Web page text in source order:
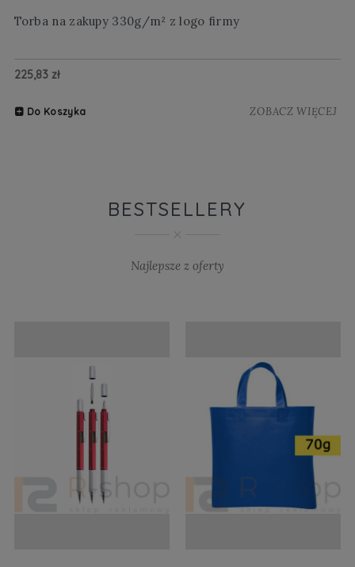
Torba na zakupy 330g/m² z logo firmy
225,83 zł
Do Koszyka ZOBACZ WIĘCEJ
BESTSELLERY
Najlepsze z oferty